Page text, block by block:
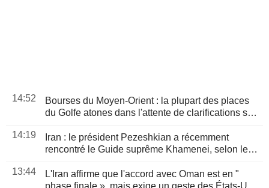
14:52
Bourses du Moyen-Orient : la plupart des places
du Golfe atones dans l'attente de clarifications sur
14:19
Iran : le président Pezeshkian a récemment
rencontré le Guide suprême Khamenei, selon les
13:44
L'Iran affirme que l'accord avec Oman est en "